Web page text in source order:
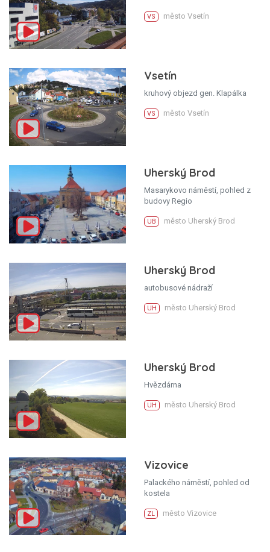
VS město Vsetín
Vsetín
kruhový objezd gen. Klapálka
VS město Vsetín
Uherský Brod
Masarykovo náměstí, pohled z
budovy Regio
UB město Uherský Brod
Uherský Brod
autobusové nádraží
UH město Uherský Brod
Uherský Brod
Hvězdárna
UH město Uherský Brod
Vizovice
Palackého náměstí, pohled od
kostela
ZL město Vizovice